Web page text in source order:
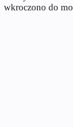
wkroczono do